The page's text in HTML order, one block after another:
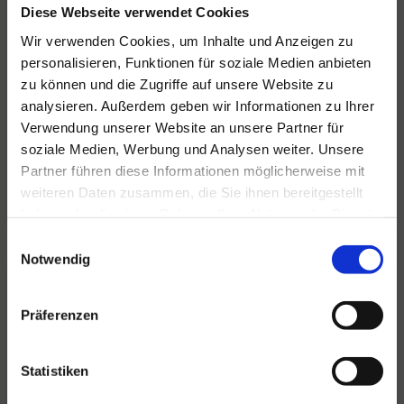
Diese Webseite verwendet Cookies
Wir verwenden Cookies, um Inhalte und Anzeigen zu
personalisieren, Funktionen für soziale Medien anbieten
zu können und die Zugriffe auf unsere Website zu
analysieren. Außerdem geben wir Informationen zu Ihrer
Verwendung unserer Website an unsere Partner für
soziale Medien, Werbung und Analysen weiter. Unsere
Partner führen diese Informationen möglicherweise mit
weiteren Daten zusammen, die Sie ihnen bereitgestellt
Notwendig
Präferenzen
Statistiken
Für alle Ihre Veranstaltungen
und Feste
Hansen Events ist Ihr Partner für
Veranstaltungen von groß bis klein.
Lesen Sie mehr